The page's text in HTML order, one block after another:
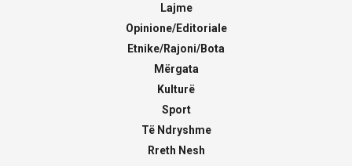
Lajme
Opinione/Editoriale
Etnike/Rajoni/Bota
Mërgata
Kulturë
Sport
Të Ndryshme
Rreth Nesh